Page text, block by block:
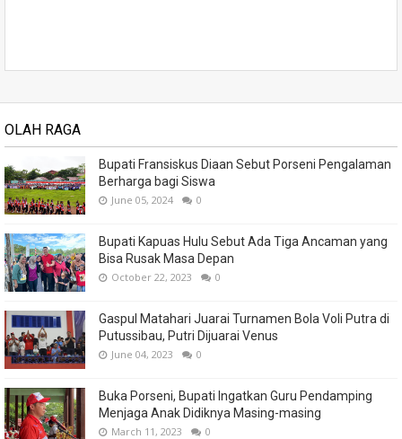
OLAH RAGA
Bupati Fransiskus Diaan Sebut Porseni Pengalaman
Berharga bagi Siswa
June 05, 2024 0
Bupati Kapuas Hulu Sebut Ada Tiga Ancaman yang
Bisa Rusak Masa Depan
October 22, 2023 0
Gaspul Matahari Juarai Turnamen Bola Voli Putra di
Putussibau, Putri Dijuarai Venus
June 04, 2023 0
Buka Porseni, Bupati Ingatkan Guru Pendamping
Menjaga Anak Didiknya Masing-masing
March 11, 2023 0